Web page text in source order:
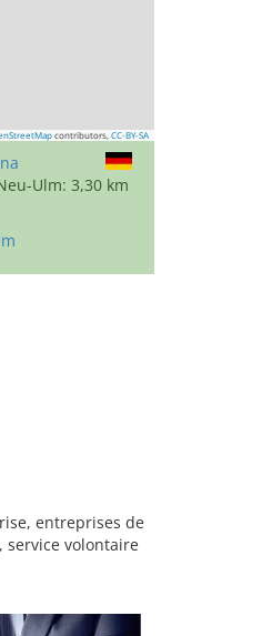
contributors, CC-BY-SA
Ulm: 3,30 km
entreprises de
service volontaire